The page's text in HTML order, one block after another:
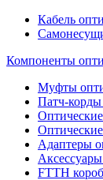
Кабель
Компоненты
Муфты
Патч-
Адаптеры
FTTH